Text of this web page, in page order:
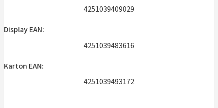
4251039409029
Display EAN:
4251039483616
Karton EAN:
4251039493172